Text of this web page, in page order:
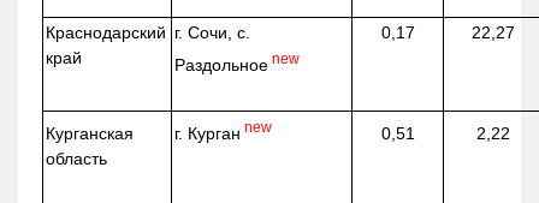
Краснодарский
край
г. Сочи, с.
Раздольное new
0,17 22,27
Курганская
область
г. Курган new 0,51 2,22